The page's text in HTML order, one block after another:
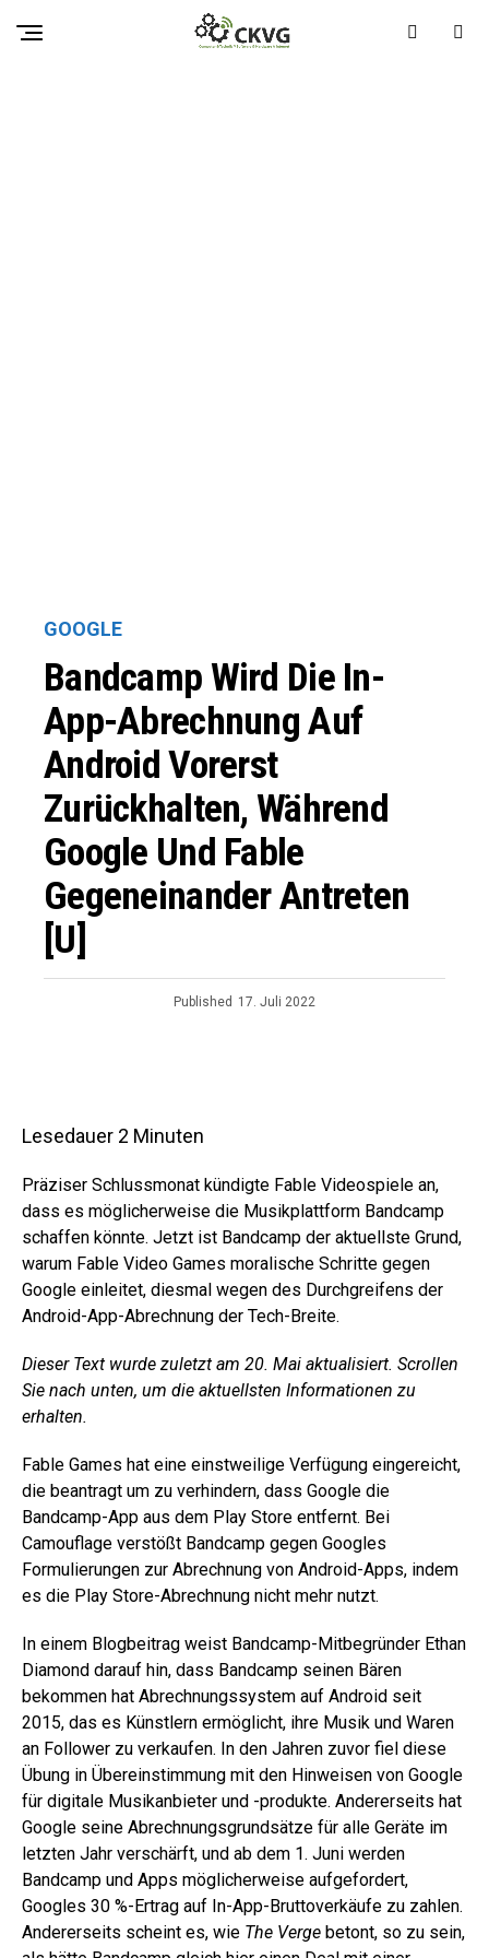
GOOGLE
Bandcamp Wird Die In-
App-Abrechnung Auf
Android Vorerst
Zurückhalten, Während
Google Und Fable
Gegeneinander Antreten
[U]
Published 17. Juli 2022
Lesedauer 2 Minuten
Präziser Schlussmonat kündigte Fable Videospiele an,
dass es möglicherweise die Musikplattform Bandcamp
schaffen könnte. Jetzt ist Bandcamp der aktuellste Grund,
warum Fable Video Games moralische Schritte gegen
Google einleitet, diesmal wegen des Durchgreifens der
Android-App-Abrechnung der Tech-Breite.
Dieser Text wurde zuletzt am 20. Mai aktualisiert. Scrollen
Sie nach unten, um die aktuellsten Informationen zu
erhalten.
Fable Games hat eine einstweilige Verfügung eingereicht,
die beantragt um zu verhindern, dass Google die
Bandcamp-App aus dem Play Store entfernt. Bei
Camouflage verstößt Bandcamp gegen Googles
Formulierungen zur Abrechnung von Android-Apps, indem
es die Play Store-Abrechnung nicht mehr nutzt.
In einem Blogbeitrag weist Bandcamp-Mitbegründer Ethan
Diamond darauf hin, dass Bandcamp seinen Bären
bekommen hat Abrechnungssystem auf Android seit
2015, das es Künstlern ermöglicht, ihre Musik und Waren
an Follower zu verkaufen. In den Jahren zuvor fiel diese
Übung in Übereinstimmung mit den Hinweisen von Google
für digitale Musikanbieter und -produkte. Andererseits hat
Google seine Abrechnungsgrundsätze für alle Geräte im
letzten Jahr verschärft, und ab dem 1. Juni werden
Bandcamp und Apps möglicherweise aufgefordert,
Googles 30 %-Ertrag auf In-App-Bruttoverkäufe zu zahlen.
Andererseits scheint es, wie The Verge betont, so zu sein,